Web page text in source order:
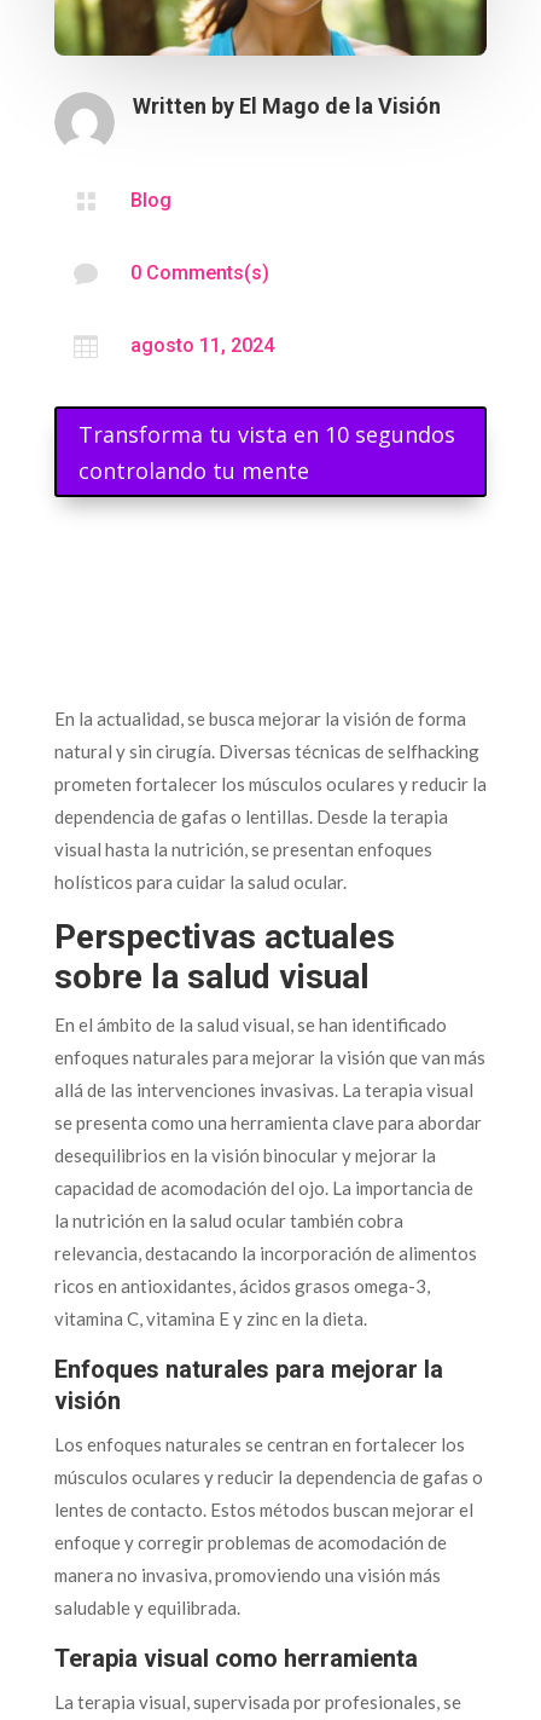
Written by El Mago de la Visión
 Blog
 0 Comments(s)
 agosto 11, 2024
Transforma tu vista en 10 segundos
controlando tu mente
En la actualidad, se busca mejorar la visión de forma
natural y sin cirugía. Diversas técnicas de selfhacking
prometen fortalecer los músculos oculares y reducir la
dependencia de gafas o lentillas. Desde la terapia
visual hasta la nutrición, se presentan enfoques
holísticos para cuidar la salud ocular.
Perspectivas actuales
sobre la salud visual
En el ámbito de la salud visual, se han identificado
enfoques naturales para mejorar la visión que van más
allá de las intervenciones invasivas. La terapia visual
se presenta como una herramienta clave para abordar
desequilibrios en la visión binocular y mejorar la
capacidad de acomodación del ojo. La importancia de
la nutrición en la salud ocular también cobra
relevancia, destacando la incorporación de alimentos
ricos en antioxidantes, ácidos grasos omega-3,
vitamina C, vitamina E y zinc en la dieta.
Enfoques naturales para mejorar la
visión
Los enfoques naturales se centran en fortalecer los
músculos oculares y reducir la dependencia de gafas o
lentes de contacto. Estos métodos buscan mejorar el
enfoque y corregir problemas de acomodación de
manera no invasiva, promoviendo una visión más
saludable y equilibrada.
Terapia visual como herramienta
La terapia visual, supervisada por profesionales, se